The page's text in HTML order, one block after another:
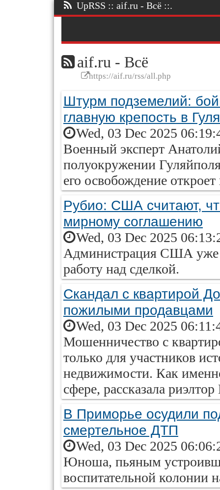
UpRSS :: aif.ru - Всё ::.
aif.ru - Всё
https://aif.ru/rss/all.php
Штурм подземелий:
главную крепость в
Wed, 03 Dec 2025
Военный эксперт
полуокружении
его освобождение
Рубио: США считают,
мирному соглашению
Wed, 03 Dec 2025
Администрация США уже
работу над сделкой.
Скандал с квартирой
пожилыми продавцами
Wed, 03 Dec 2025
Мошенничество с
только для участников
недвижимости. Как
сфере, рассказала
В Приморье осудили
смертельное ДТП
Wed, 03 Dec 2025
Юноша, пьяным
воспитательной колонии